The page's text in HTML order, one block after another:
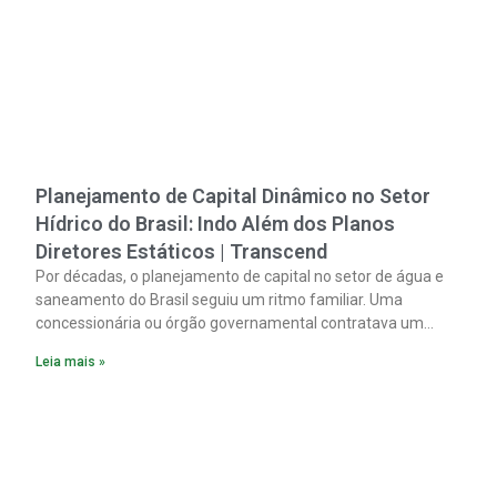
Planejamento de Capital Dinâmico no Setor
Hídrico do Brasil: Indo Além dos Planos
Diretores Estáticos | Transcend
Por décadas, o planejamento de capital no setor de água e
saneamento do Brasil seguiu um ritmo familiar. Uma
concessionária ou órgão governamental contratava um
Leia mais »